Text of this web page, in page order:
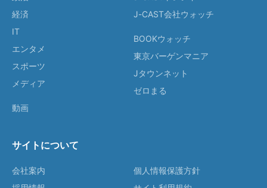
経済
IT
エンタメ
スポーツ
メディア
動画
J-CAST会社ウォッチ
BOOKウォッチ
東京バーゲンマニア
Jタウンネット
ゼロまる
サイトについて
会社案内
個人情報保護方針